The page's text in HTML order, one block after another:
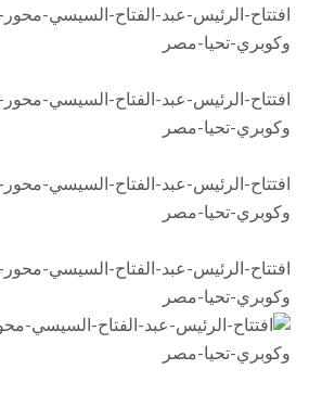
افتتاح-الرئيس-عبد-الفتاح-السيسي-
وكوبري-تحيا-مصر
افتتاح-الرئيس-عبد-الفتاح-السيسي-
وكوبري-تحيا-مصر
افتتاح-الرئيس-عبد-الفتاح-السيسي-
وكوبري-تحيا-مصر
افتتاح-الرئيس-عبد-الفتاح-السيسي-
وكوبري-تحيا-مصر